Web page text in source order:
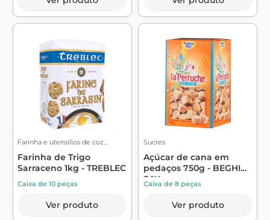
Farinha e utensílios de coz...
Farinha de Trigo
Sarraceno 1kg - TREBLEC
Caixa de 10 peças
Ver produto
Sucres
Açúcar de cana em
pedaços 750g - BEGHIN
SAY
Caixa de 8 peças
Ver produto